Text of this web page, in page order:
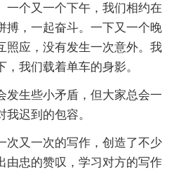
一个又一个下午，我们相约在
搏，一起奋斗。一下又一个晚
照应，没有发生一次意外。我
我们载着单车的身影。
发生些小矛盾，但大家总会一
迟到的包容。
次又一次的写作，创造了不少
由忠的赞叹，学习对方的写作